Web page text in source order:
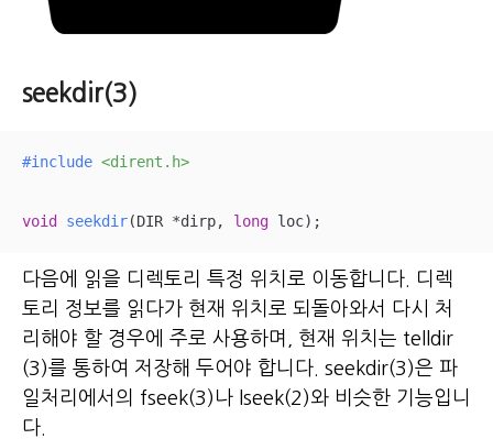
seekdir(3)
#include <dirent.h>
void seekdir(DIR *dirp, long loc) ;
다음에 읽을 디렉토리 특정 위치로 이동합니다.
디렉
토리 정보를 읽다가 현재 위치로 되돌아와서 다시 처
리해야 할 경우에 주로 사용하며, 현재 위치는 telldir
(3)를 통하여 저장해 두어야 합니다. seekdir(3)은 파
일처리에서의 fseek(3)나 lseek(2)와 비슷한 기능입니
다.